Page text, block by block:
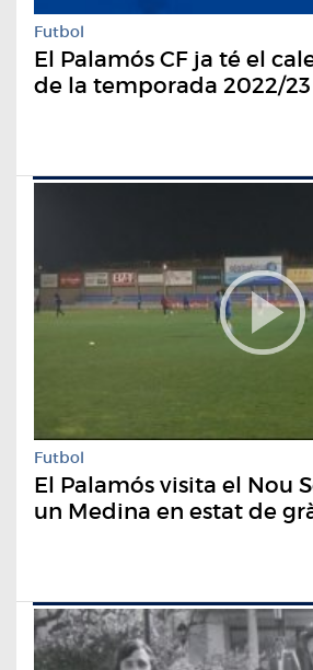
Futbol
El Palamós CF ja té el
de la temporada 2022/23
Futbol
El Palamós visita el Nou
un Medina en estat de